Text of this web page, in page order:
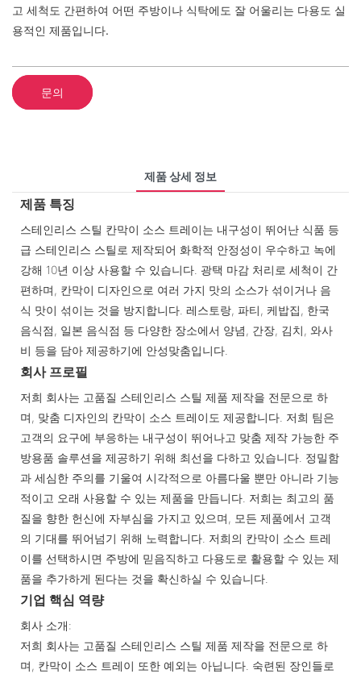
고 세척도 간편하여 어떤 주방이나 식탁에도 잘 어울리는 다용도 실
용적인 제품입니다.
문의
제품 상세 정보
제품 특징
스테인리스 스틸 칸막이 소스 트레이는 내구성이 뛰어난 식품 등
급 스테인리스 스틸로 제작되어 화학적 안정성이 우수하고 녹에
강해 10년 이상 사용할 수 있습니다. 광택 마감 처리로 세척이 간
편하며, 칸막이 디자인으로 여러 가지 맛의 소스가 섞이거나 음
식 맛이 섞이는 것을 방지합니다. 레스토랑, 파티, 케밥집, 한국
음식점, 일본 음식점 등 다양한 장소에서 양념, 간장, 김치, 와사
비 등을 담아 제공하기에 안성맞춤입니다.
회사 프로필
저희 회사는 고품질 스테인리스 스틸 제품 제작을 전문으로 하
며, 맞춤 디자인의 칸막이 소스 트레이도 제공합니다. 저희 팀은
고객의 요구에 부응하는 내구성이 뛰어나고 맞춤 제작 가능한 주
방용품 솔루션을 제공하기 위해 최선을 다하고 있습니다. 정밀함
과 세심한 주의를 기울여 시각적으로 아름다울 뿐만 아니라 기능
적이고 오래 사용할 수 있는 제품을 만듭니다. 저희는 최고의 품
질을 향한 헌신에 자부심을 가지고 있으며, 모든 제품에서 고객
의 기대를 뛰어넘기 위해 노력합니다. 저희의 칸막이 소스 트레
이를 선택하시면 주방에 믿음직하고 다용도로 활용할 수 있는 제
품을 추가하게 된다는 것을 확신하실 수 있습니다.
기업 핵심 역량
회사 소개:
저희 회사는 고품질 스테인리스 스틸 제품 제작을 전문으로 하
며, 칸막이 소스 트레이 또한 예외는 아닙니다. 숙련된 장인들로